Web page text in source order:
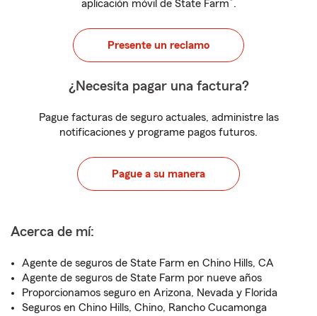
aplicación móvil de State Farm .
Presente un reclamo
¿Necesita pagar una factura?
Pague facturas de seguro actuales, administre las
notificaciones y programe pagos futuros.
Pague a su manera
Acerca de mí:
Agente de seguros de State Farm en Chino Hills, CA
Agente de seguros de State Farm por nueve años
Proporcionamos seguro en Arizona, Nevada y Florida
Seguros en Chino Hills, Chino, Rancho Cucamonga